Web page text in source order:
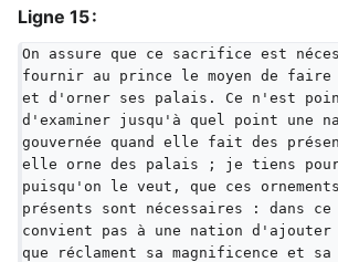
Ligne 15 :
On assure que ce sacrifice est
fournir au prince le moyen de faire
et d'orner ses palais. Ce n'est
d'examiner jusqu'à quel point une
gouvernée quand elle fait des
elle orne des palais ; je tiens
puisqu'on le veut, que ces
présents sont nécessaires : dans
convient pas à une nation
que réclament sa magnificence et